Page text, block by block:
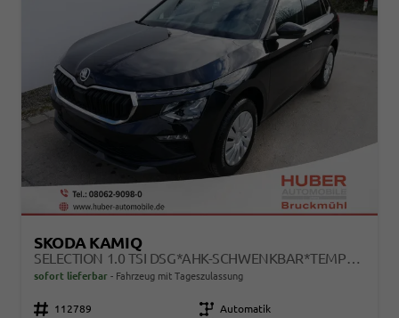
SKODA KAMIQ
SELECTION 1.0 TSI DSG*AHK-SCHWENKBAR*TEMPOMAT*PDC-HINTEN*KEYLESS-GO*SHZ*
sofort lieferbar Fahrzeug mit Tageszulassung
Fahrzeugnr. 112789 Getriebe Automatik